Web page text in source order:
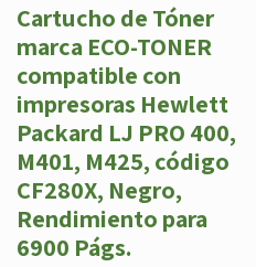
Cartucho de Tóner
marca ECO-TONER
compatible con
impresoras Hewlett
Packard LJ PRO 400,
M401, M425, código
CF280X, Negro,
Rendimiento para
6900 Págs.